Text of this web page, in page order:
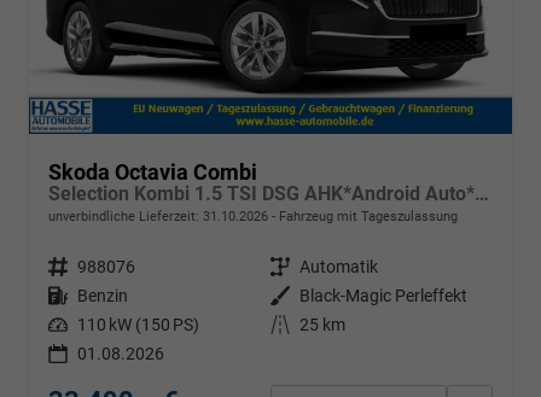
Skoda Octavia Combi
Selection Kombi 1.5 TSI DSG AHK*Android Auto*ACC*SHZ*E-Heck*Keyless*Kamera*2Z Klimaauto
unverbindliche Lieferzeit: 31.10.2026 Fahrzeug mit Tageszulassung
Fahrzeugnr. 988076 Getriebe Automatik
Kraftstoff Benzin Außenfarbe
Black-Magic Perleffekt
Leistung 110 kW (150 PS) Kilometerstand
25 km
01.08.2026